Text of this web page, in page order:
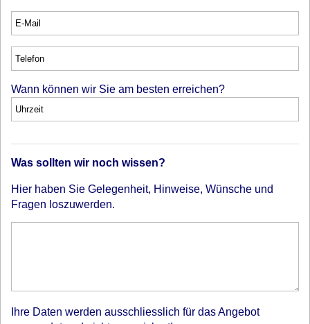
Wann können wir Sie am besten erreichen?
Was sollten wir noch wissen?
Hier haben Sie Gelegenheit, Hinweise, Wünsche und
Fragen loszuwerden.
Ihre Daten werden ausschliesslich für das Angebot